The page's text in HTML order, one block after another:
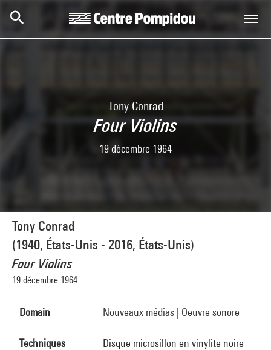
Tony Conrad
Four Violins
19 décembre 1964
Tony Conrad
(1940, États-Unis - 2016, États-Unis)
Four Violins
19 décembre 1964
Domain Nouveaux médias Oeuvre sonore
Techniques Disque microsillon en vinylite noire